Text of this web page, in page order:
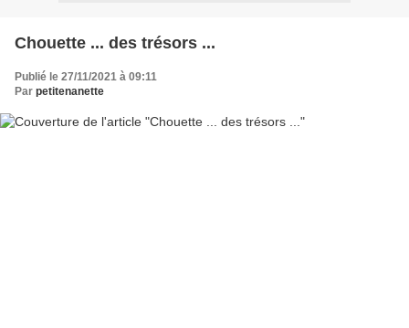
Chouette ... des trésors ...
Publié le 27/11/2021 à 09:11
Par petitenanette